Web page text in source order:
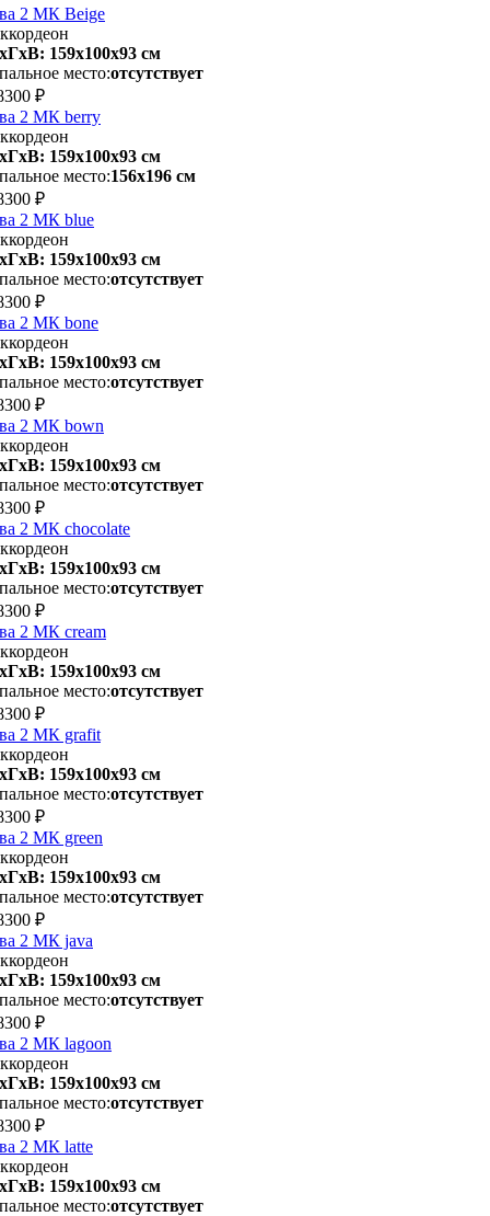
2 МК Beige
159х100x93 см
место:отсутствует
₽
2 МК berry
159х100x93 см
место:156х196 см
₽
2 МК blue
159х100x93 см
место:отсутствует
₽
2 МК bone
159х100x93 см
место:отсутствует
₽
2 МК bown
159х100x93 см
место:отсутствует
₽
2 МК chocolate
159х100x93 см
место:отсутствует
₽
2 МК cream
159х100x93 см
место:отсутствует
₽
2 МК grafit
159х100x93 см
место:отсутствует
₽
2 МК green
159х100x93 см
место:отсутствует
₽
2 МК java
159х100x93 см
место:отсутствует
₽
2 МК lagoon
159х100x93 см
место:отсутствует
₽
2 МК latte
159х100x93 см
место:отсутствует